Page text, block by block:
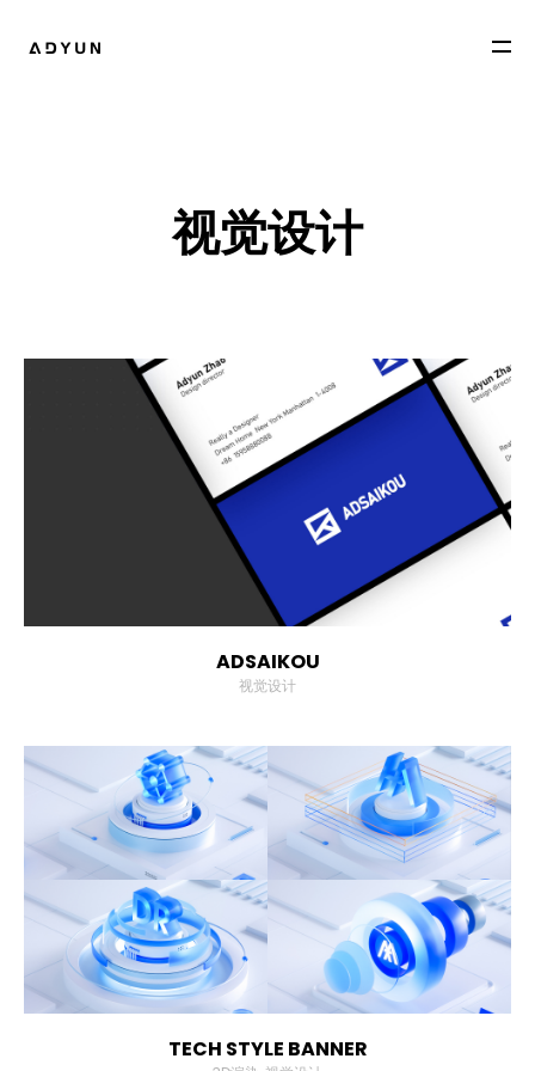
作品
关于
联系
博客
视觉设计
ADSAIKOU
视觉设计
TECH STYLE BANNER